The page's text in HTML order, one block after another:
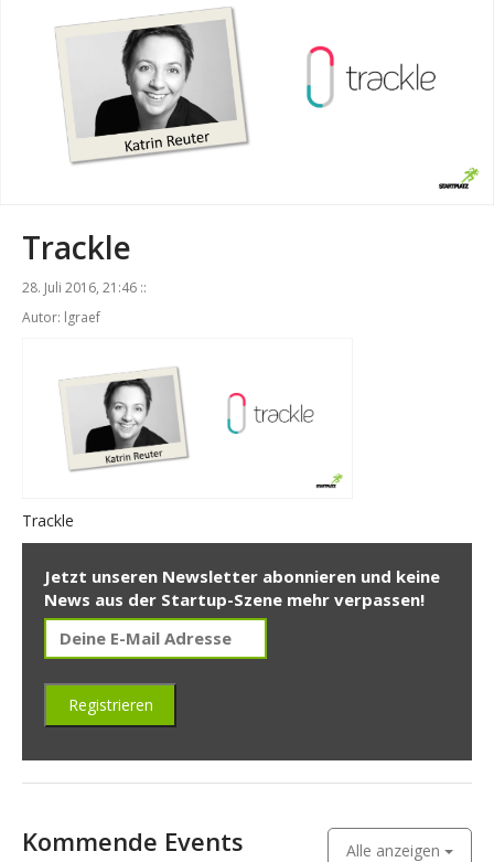
Trackle
28. Juli 2016, 21:46 ::
Autor: lgraef
Trackle
Jetzt unseren Newsletter abonnieren und keine
News aus der Startup-Szene mehr verpassen!
Kommende Events Alle anzeigen